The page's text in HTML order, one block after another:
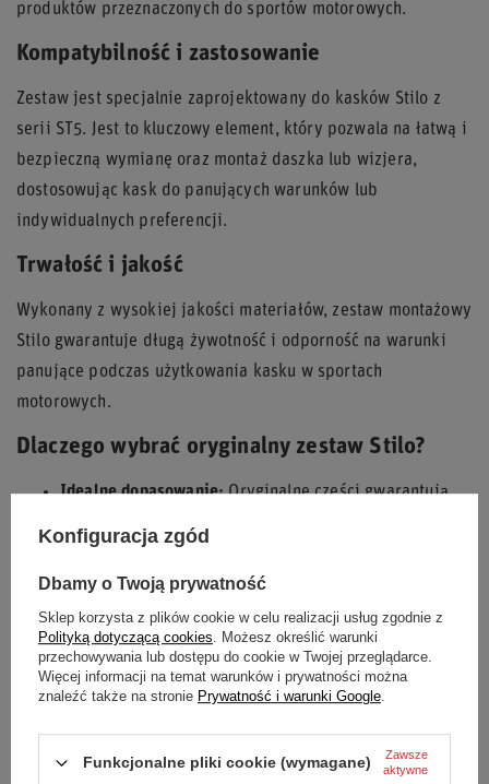
produktów przeznaczonych do sportów motorowych.
Kompatybilność i zastosowanie
Zestaw jest specjalnie zaprojektowany do kasków Stilo z
serii ST5. Jest to kluczowy element, który pozwala na łatwą i
bezpieczną wymianę oraz montaż daszka lub wizjera,
dostosowując kask do panujących warunków lub
indywidualnych preferencji.
Trwałość i jakość
Wykonany z wysokiej jakości materiałów, zestaw montażowy
Stilo gwarantuje długą żywotność i odporność na warunki
panujące podczas użytkowania kasku w sportach
motorowych.
Dlaczego wybrać oryginalny zestaw Stilo?
Idealne dopasowanie:Oryginalne części gwarantują
długotrwałe użytkowanie.
Bezpieczeństwo:Prawidłowy montaż kluczowych
elementów kasku ma wpływ na bezpieczeństwo
użytkowania.
Kompletność:Zestaw zawiera wszystkie niezbędne
elementy do montażu.
Zadbaj o swój kask Stilo ST5 z oryginalnym zestawem
Konfiguracja zgód
Dbamy o Twoją prywatność
Sklep korzysta z plików cookie w celu realizacji usług zgodnie z
Polityką dotyczącą cookies. Możesz określić warunki
przechowywania lub dostępu do cookie w Twojej przeglądarce.
Więcej informacji na temat warunków i prywatności można
znaleźć także na stronie Prywatność i warunki Google.
Funkcjonalne pliki cookie (wymagane)
Zawsze
aktywne